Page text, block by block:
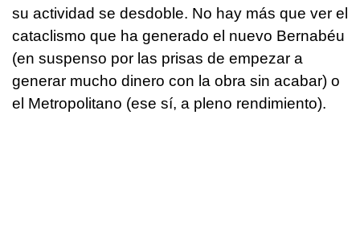
su actividad se desdoble. No hay más que ver el
cataclismo que ha generado el nuevo Bernabéu
(en suspenso por las prisas de empezar a
generar mucho dinero con la obra sin acabar) o
el Metropolitano (ese sí, a pleno rendimiento).